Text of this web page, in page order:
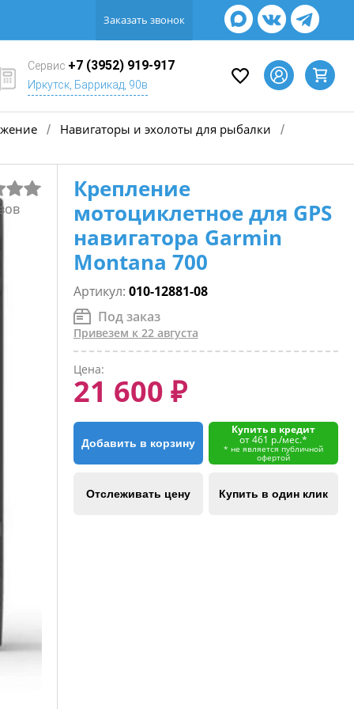
Заказать звонок
Сервис +7 (3952) 919-917
Иркутск, Баррикад, 90в
/ Навигаторы и эхолоты для рыбалки /
Крепление
мотоциклетное для GPS
навигатора Garmin
Montana 700
Артикул: 010-12881-08
Под заказ
Привезем к 22 августа
Цена:
21 600 ₽
Добавить в корзину
Купить в кредит
от 461 р./мес.*
* не является публичной
офертой
Отслеживать цену Купить в один клик